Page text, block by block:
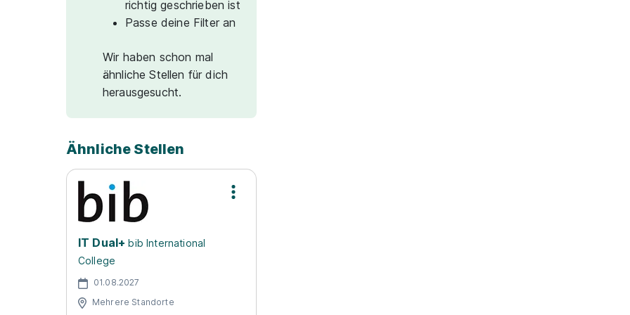
richtig geschrieben ist
Passe deine Filter an
Wir haben schon mal
ähnliche Stellen für dich
herausgesucht.
Ähnliche Stellen
IT Dual+ bib International
College
01.08.2027
Mehrere Standorte